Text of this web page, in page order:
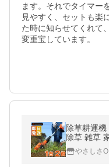
ます。それでタイマー
見やすく、セットも楽
た時に知らせてくれて
変重宝しています。
除草耕運
除草 雑草
ース 小型
刈り機 充
やさしさ